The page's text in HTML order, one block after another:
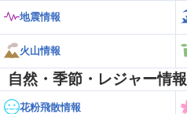
地震情報
火山情報
自然・季節・レジャー情報
花粉飛散情報